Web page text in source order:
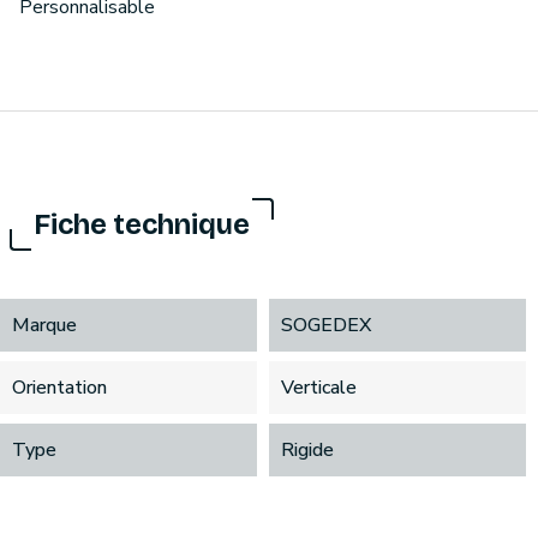
Personnalisable
Fiche technique
Marque SOGEDEX
Orientation Verticale
Type Rigide